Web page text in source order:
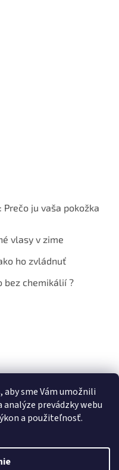
aby sme Vám umožnili
prevádzky webu
a použiteľnosť.
ju vaša pokožka
vlasy v zime
ho zvládnuť
bez chemikálií ?